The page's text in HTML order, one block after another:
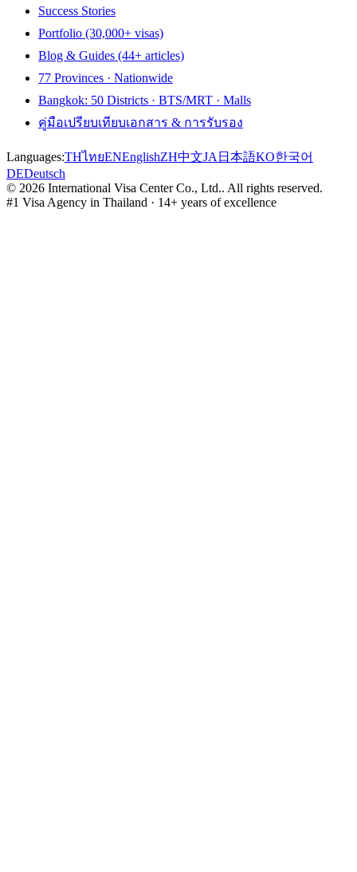
Success Stories
Portfolio (30,000+ visas)
Blog & Guides (44+ articles)
77 Provinces · Nationwide
Bangkok: 50 Districts · BTS/MRT · Malls
คู่มือเปรียบเทียบเอกสาร & การรับรอง
Languages:THไทยENEnglishZH中文JA 日本語KO한국어
DEDeutsch
© 2026 International Visa Center Co., Ltd.. All rights reserved.
#1 Visa Agency in Thailand · 14+ years of excellence